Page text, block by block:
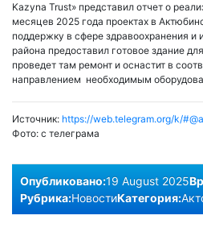
Kazyna Trust» представил отчет о
месяцев 2025 года проектах в
поддержку в сфере здравоохранения и
района предоставил готовое здание
проведет там ремонт и оснастит в
направлением необходимым
Источник: https://web.telegram.org/k/
Фото: с телеграма
Опубликовано:19 August 2025
Рубрика:НовостиКатегория: